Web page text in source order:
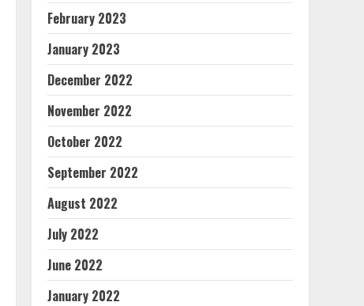
February 2023
January 2023
December 2022
November 2022
October 2022
September 2022
August 2022
July 2022
June 2022
January 2022